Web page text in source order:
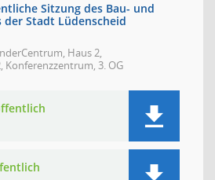
Sitzung des Bau- und
der Stadt Lüdenscheid
Haus 2,
Konferenzzentrum, 3. OG